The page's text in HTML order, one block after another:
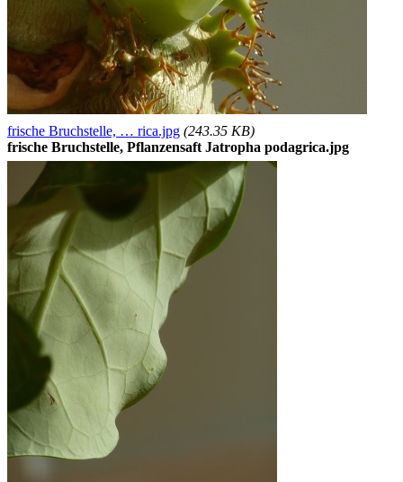
frische Bruchstelle, … rica.jpg (243.35 KB)
frische Bruchstelle, Pflanzensaft Jatropha podagrica.jpg